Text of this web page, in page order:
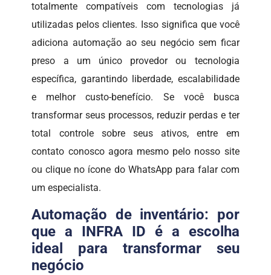
totalmente compatíveis com tecnologias já
utilizadas pelos clientes. Isso significa que você
adiciona automação ao seu negócio sem ficar
preso a um único provedor ou tecnologia
específica, garantindo liberdade, escalabilidade
e melhor custo-benefício. Se você busca
transformar seus processos, reduzir perdas e ter
total controle sobre seus ativos, entre em
contato conosco agora mesmo pelo nosso site
ou clique no ícone do WhatsApp para falar com
um especialista.
Automação de inventário: por
que a INFRA ID é a escolha
ideal para transformar seu
negócio